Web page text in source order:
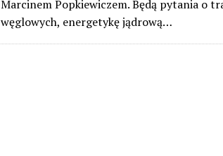
Marcinem Popkiewiczem. Będą pytania o
węglowych, energetykę jądrową…